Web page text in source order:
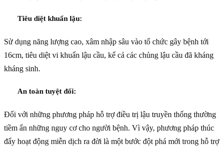
Tiêu diệt khuẩn lậu:
Sử dụng năng lượng cao, xâm nhập sâu vào tổ chức gây bệnh tới
16cm, tiêu diệt vi khuẩn lậu cầu, kể cả các chủng lậu cầu đã kháng
kháng sinh.
An toàn tuyệt đối:
Đối với những phương pháp hỗ trợ điều trị lậu truyền thống thường
tiềm ẩn những nguy cơ cho người bệnh. Vì vậy, phương pháp thúc
đẩy hoạt động miễn dịch ra đời là một bước đột phá mới trong hỗ trợ